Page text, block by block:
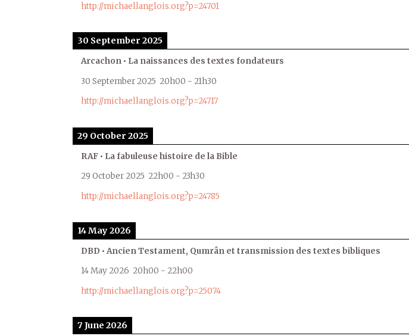
http://michaellanglois.org?p=24701
30 September 2025
Arcachon • La naissances des textes fondateurs
30 September 2025 20h00 - 21h30
http://michaellanglois.org?p=24717
29 October 2025
RAF • La fabuleuse histoire de la Bible
29 October 2025 22h00 - 23h30
http://michaellanglois.org?p=24785
14 May 2026
DBD • Ancien Testament, Qumrân et transmission des textes bibliques
14 May 2026 20h00 - 22h00
http://michaellanglois.org?p=25074
7 June 2026